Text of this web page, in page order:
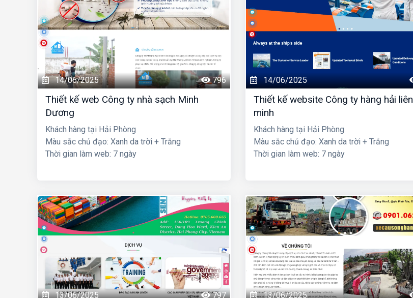
14/06/2025 796
Thiết kế web Công ty nhà sạch Minh
Dương
Khách hàng tại Hải Phòng
Màu sắc chủ đạo: Xanh da trời + Trắng
Thời gian làm web: 7 ngày
14/06/2025
Thiết kế website Công ty hàng hải liên
minh
Khách hàng tại Hải Phòng
Màu sắc chủ đạo: Xanh da trời + Trắng
Thời gian làm web: 7 ngày
13/06/2025 797 13/06/2025